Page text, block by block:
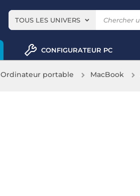
TOUS LES UNIVERS
CONFIGURATEUR PC
Ordinateur portable MacBook